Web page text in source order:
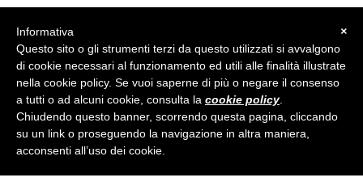
TEATRO CASA • info@teatroxcasa.org
• p.iva/cf IT07857001213 •
Privacy•Cookie Policy•Sitemap
×
Informativa
Questo sito o gli strumenti terzi da questo utilizzati si avvalgono
di cookie necessari al funzionamento ed utili alle finalità illustrate
nella cookie policy. Se vuoi saperne di più o negare il consenso
a tutti o ad alcuni cookie, consulta la cookie policy.
Chiudendo questo banner, scorrendo questa pagina, cliccando
su un link o proseguendo la navigazione in altra maniera,
acconsenti all’uso dei cookie.